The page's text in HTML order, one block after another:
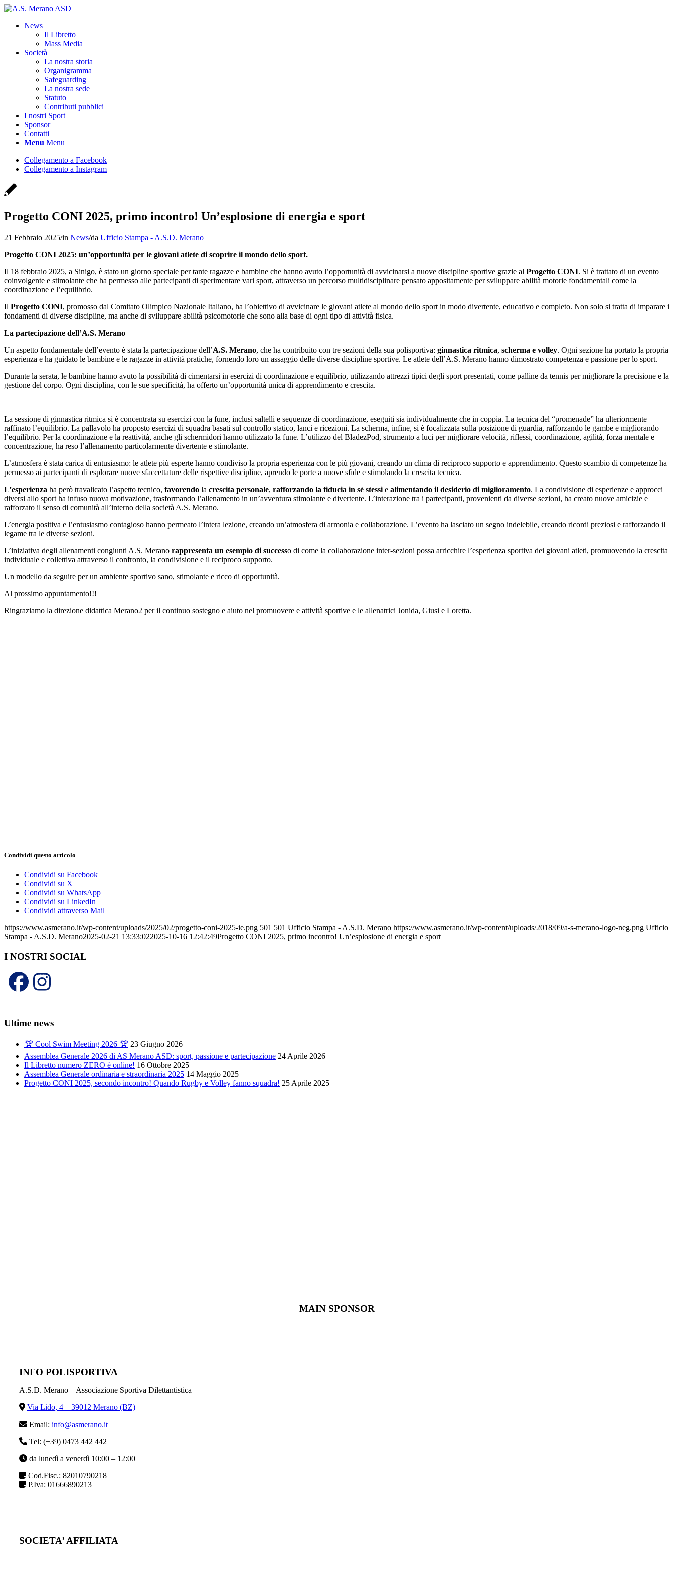
News
Il Libretto
Mass Media
Società
La nostra storia
Organigramma
Safeguarding
La nostra sede
Statuto
Contributi pubblici
I nostri Sport
Sponsor
Contatti
Menu Menu
Collegamento a Facebook
Collegamento a Instagram
Progetto CONI 2025, primo incontro! Un’esplosione di energia e sport
21 Febbraio 2025/in News/da Ufficio Stampa - A.S.D. Merano
Progetto CONI 2025: un’opportunità per le giovani atlete di scoprire il mondo dello sport.
Il 18 febbraio 2025, a Sinigo, è stato un giorno speciale per tante ragazze e bambine che hanno avuto l’opportunità di avvicinarsi a nuove discipline sportive grazie al Progetto CONI. Si è trattato di un evento
coinvolgente e stimolante che ha permesso alle partecipanti di sperimentare vari sport, attraverso un percorso multidisciplinare pensato appositamente per sviluppare abilità motorie fondamentali come la
coordinazione e l’equilibrio.
Il Progetto CONI, promosso dal Comitato Olimpico Nazionale Italiano, ha l’obiettivo di avvicinare le giovani atlete al mondo dello sport in modo divertente, educativo e completo. Non solo si tratta di imparare i
fondamenti di diverse discipline, ma anche di sviluppare abilità psicomotorie che sono alla base di ogni tipo di attività fisica.
La partecipazione dell’A.S. Merano
Un aspetto fondamentale dell’evento è stata la partecipazione dell’A.S. Merano, che ha contribuito con tre sezioni della sua polisportiva: ginnastica ritmica, scherma e volley. Ogni sezione ha portato la propria
esperienza e ha guidato le bambine e le ragazze in attività pratiche, fornendo loro un assaggio delle diverse discipline sportive. Le atlete dell’A.S. Merano hanno dimostrato competenza e passione per lo sport.
Durante la serata, le bambine hanno avuto la possibilità di cimentarsi in esercizi di coordinazione e equilibrio, utilizzando attrezzi tipici degli sport presentati, come palline da tennis per migliorare la precisione e la
gestione del corpo. Ogni disciplina, con le sue specificità, ha offerto un’opportunità unica di apprendimento e crescita.
La sessione di ginnastica ritmica si è concentrata su esercizi con la fune, inclusi saltelli e sequenze di coordinazione, eseguiti sia individualmente che in coppia. La tecnica del “promenade” ha ulteriormente
raffinato l’equilibrio. La pallavolo ha proposto esercizi di squadra basati sul controllo statico, lanci e ricezioni. La scherma, infine, si è focalizzata sulla posizione di guardia, rafforzando le gambe e migliorando
l’equilibrio. Per la coordinazione e la reattività, anche gli schermidori hanno utilizzato la fune. L’utilizzo del BladezPod, strumento a luci per migliorare velocità, riflessi, coordinazione, agilità, forza mentale e
concentrazione, ha reso l’allenamento particolarmente divertente e stimolante.
L’atmosfera è stata carica di entusiasmo: le atlete più esperte hanno condiviso la propria esperienza con le più giovani, creando un clima di reciproco supporto e apprendimento. Questo scambio di competenze ha
permesso ai partecipanti di esplorare nuove sfaccettature delle rispettive discipline, aprendo le porte a nuove sfide e stimolando la crescita tecnica.
L’esperienza ha però travalicato l’aspetto tecnico, favorendo la crescita personale, rafforzando la fiducia in sé stessi e alimentando il desiderio di miglioramento. La condivisione di esperienze e approcci
diversi allo sport ha infuso nuova motivazione, trasformando l’allenamento in un’avventura stimolante e divertente. L’interazione tra i partecipanti, provenienti da diverse sezioni, ha creato nuove amicizie e
rafforzato il senso di comunità all’interno della società A.S. Merano.
L’energia positiva e l’entusiasmo contagioso hanno permeato l’intera lezione, creando un’atmosfera di armonia e collaborazione. L’evento ha lasciato un segno indelebile, creando ricordi preziosi e rafforzando il
legame tra le diverse sezioni.
L’iniziativa degli allenamenti congiunti A.S. Merano rappresenta un esempio di successo di come la collaborazione inter-sezioni possa arricchire l’esperienza sportiva dei giovani atleti, promuovendo la crescita
individuale e collettiva attraverso il confronto, la condivisione e il reciproco supporto.
Un modello da seguire per un ambiente sportivo sano, stimolante e ricco di opportunità.
Al prossimo appuntamento!!!
Ringraziamo la direzione didattica Merano2 per il continuo sostegno e aiuto nel promuovere e attività sportive e le allenatrici Jonida, Giusi e Loretta.
Condividi questo articolo
Condividi su Facebook
Condividi su X
Condividi su WhatsApp
Condividi su LinkedIn
Condividi attraverso Mail
https://www.asmerano.it/wp-content/uploads/2025/02/progetto-coni-2025-ie.png 501 501 Ufficio Stampa - A.S.D. Merano https://www.asmerano.it/wp-content/uploads/2018/09/a-s-merano-logo-neg.png Ufficio
Stampa - A.S.D. Merano2025-02-21 13:33:022025-10-16 12:42:49Progetto CONI 2025, primo incontro! Un’esplosione di energia e sport
I NOSTRI SOCIAL
Ultime news
🏆 Cool Swim Meeting 2026 🏆 23 Giugno 2026
Assemblea Generale 2026 di AS Merano ASD: sport, passione e partecipazione 24 Aprile 2026
Il Libretto numero ZERO è online! 16 Ottobre 2025
Assemblea Generale ordinaria e straordinaria 2025 14 Maggio 2025
Progetto CONI 2025, secondo incontro! Quando Rugby e Volley fanno squadra! 25 Aprile 2025
MAIN SPONSOR
INFO POLISPORTIVA
A.S.D. Merano – Associazione Sportiva Dilettantistica
Via Lido, 4 – 39012 Merano (BZ)
Email: info@asmerano.it
Tel: (+39) 0473 442 442
da lunedì a venerdì 10:00 – 12:00
Cod.Fisc.: 82010790218
P.Iva: 01666890213
SOCIETA’ AFFILIATA